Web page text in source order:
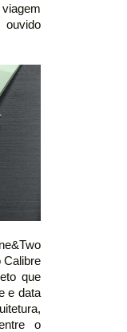
Calibre
que
e data
o